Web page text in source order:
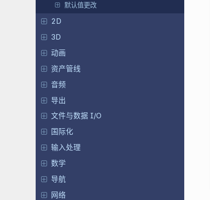
默认值更改
2D
3D
动画
资产管线
音频
导出
文件与数据 I/O
国际化
输入处理
数学
导航
网络